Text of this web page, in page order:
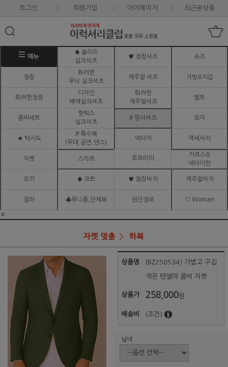
로그인 회원가입 마이페이지 최근본상품
메뉴
♠ 솔리드
실크셔츠
♥ 정장셔츠 슈즈
정장
화려한
무늬 실크셔츠
캐주얼 셔츠 가방&지갑
화려한정장
디자인
배색실크셔츠
화려한
캐주얼셔츠
벨트
콤비세트
핫픽스
실크셔츠
# 망사셔츠 모자
★ 턱시도
♬ 특수복
(무대.공연,댄스)
넥타이 액세서리
자켓 스카프 루프타이
커프스&
넥타이핀
조끼 ♠ 코트 ♥ 정장바지 캐주얼바지
점퍼 ♣유니폼,단체복 원단정보 ♡ Woman
ㅌ
자켓 맞춤 하복
상품명 (BZ250534) 가볍고 구김
적은 텐셀마 콤비 자켓
상품가 258,000원
배송비 (조건)
남녀